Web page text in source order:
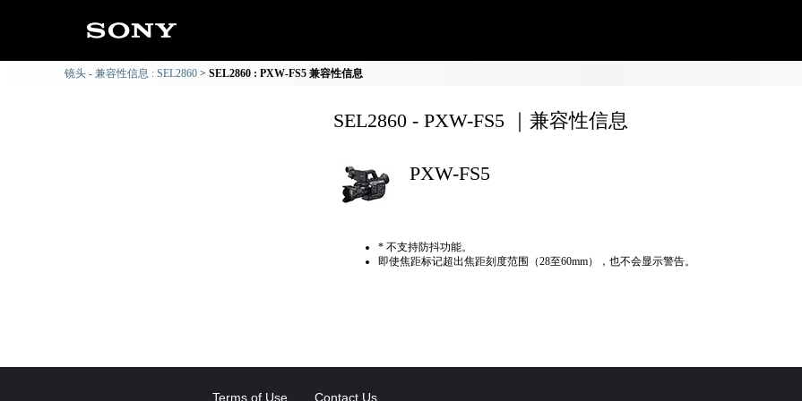
镜头 - 兼容性信息 : SEL2860 SEL2860 : PXW-FS5 兼容性信息
SEL2860 - PXW-FS5 ｜兼容性信息
PXW-FS5
* 不支持防抖功能。
即使焦距标记超出焦距刻度范围（28至60mm），也不会显示警告。
Terms of Use Contact Us